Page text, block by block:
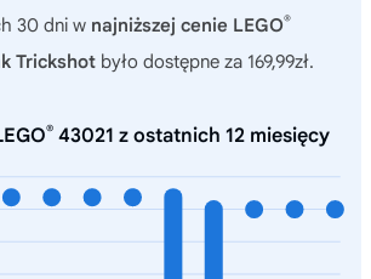
30 dni w najniższej cenie LEGO®
Trickshot było dostępne za 169,99zł.
® 43021 z ostatnich 12 miesięcy